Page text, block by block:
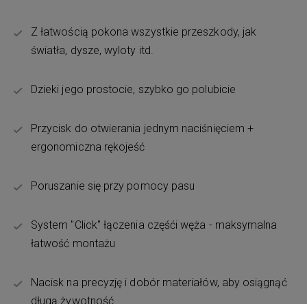
Z łatwością pokona wszystkie przeszkody, jak
światła, dysze, wyloty itd.
Dzieki jego prostocie, szybko go polubicie
Przycisk do otwierania jednym naciśnięciem +
ergonomiczna rękojeść
Poruszanie się przy pomocy pasu
System "Click" łączenia częśći węża - maksymalna
łatwość montażu
Nacisk na precyzję i dobór materiałów, aby osiągnąć
długą żywotność